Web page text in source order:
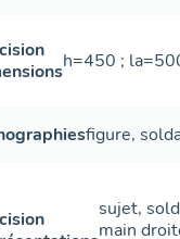
h=450 ;
figure,
sujet,
main